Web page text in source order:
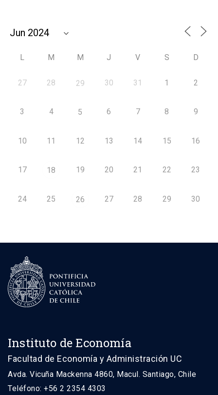
L M M J V S D
27 28 29 30 31 1 2
3 4 5 6 7 8 9
10 11 12 13 14 15 16
17 18 19 20 21 22 23
24 25 26 27 28 29 30
Instituto de Economía
Facultad de Economía y Administración UC
Avda. Vicuña Mackenna 4860, Macul. Santiago, Chile
Teléfono: +56 2 2354 4303